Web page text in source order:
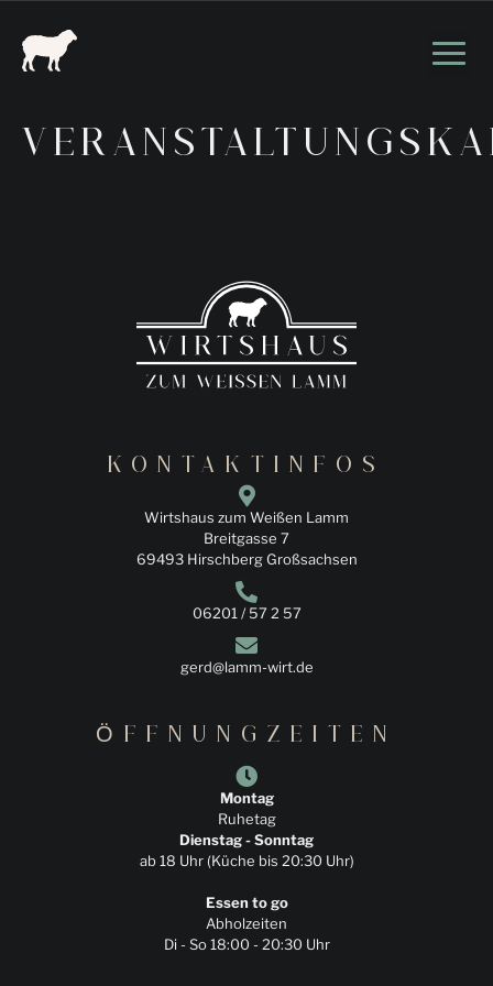
KONTAKTINFOS
Wirtshaus zum Weißen Lamm
Breitgasse 7
69493 Hirschberg Großsachsen
06201 / 57 2 57
gerd@lamm-wirt.de
ÖFFNUNGZEITEN
Montag
Ruhetag
Dienstag - Sonntag
ab 18 Uhr (Küche bis 20:30 Uhr)
Essen to go
Abholzeiten
Di - So 18:00 - 20:30 Uhr